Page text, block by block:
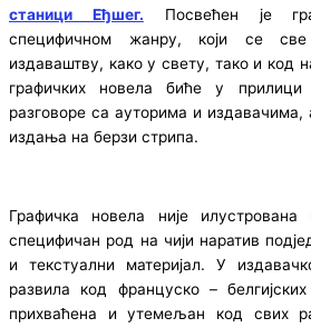
станици Еђшег.
Посвећен је
специфичном жанру, који се
издаваштву, како у свету, тако и код
графичких новела биће у
разговоре са ауторима и
издања на берзи стрипа.
Графичка новела није
специфичан род на чији наратив
и текстуални материјал. У
развила код француско –
прихваћена и утемељан код свих